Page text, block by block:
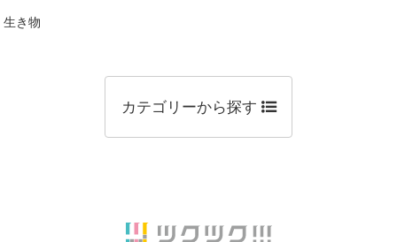
生き物
カテゴリーから探す